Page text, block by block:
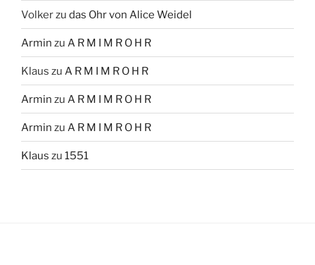
Volkerzu das Ohr von Alice Weidel
Armin zu A R M I M R O H R
Klaus zu A R M I M R O H R
Armin zu A R M I M R O H R
Armin zu A R M I M R O H R
Klaus zu 1551